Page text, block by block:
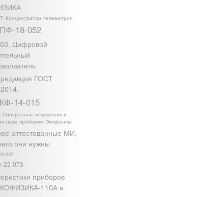
Концентратор телеметрии
18-052
Цифровой
ГОСТ
14-015
Синхронные измерения и
звука прибором Экофизика
аттестованные МИ,
они нужны
022
073
приборов
110А в